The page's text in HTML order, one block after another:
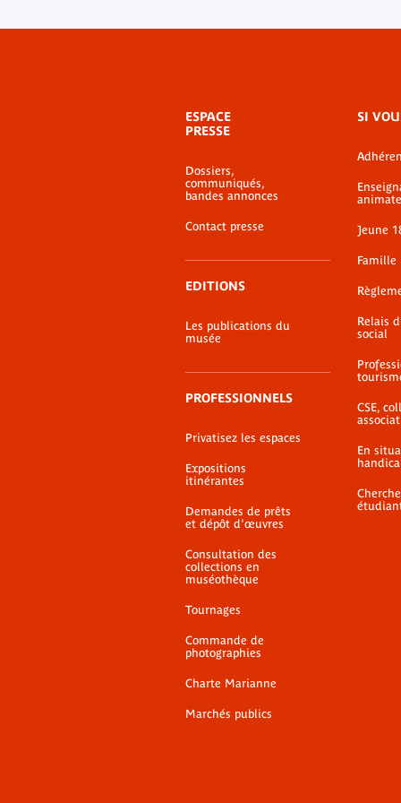
de
bas-
page
ESPACE
PRESSE
Dossiers,
communiqués,
bandes annonces
Contact presse
EDITIONS
Les publications du
musée
PROFESSIONNELS
Privatisez les espaces
Expositions
itinérantes
Demandes de prêts
et dépôt d'œuvres
Consultation des
collections en
muséothèque
Tournages
Commande de
photographies
Charte Marianne
Marchés publics
SI
Jeune
Famille
Relais
social
CSE,
En